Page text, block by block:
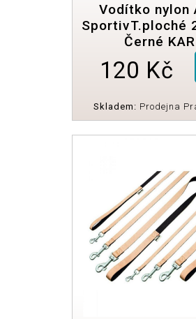
Vodítko nylon
SportivT.ploché
Černé KAR
120 Kč
Skladem: Prodejna